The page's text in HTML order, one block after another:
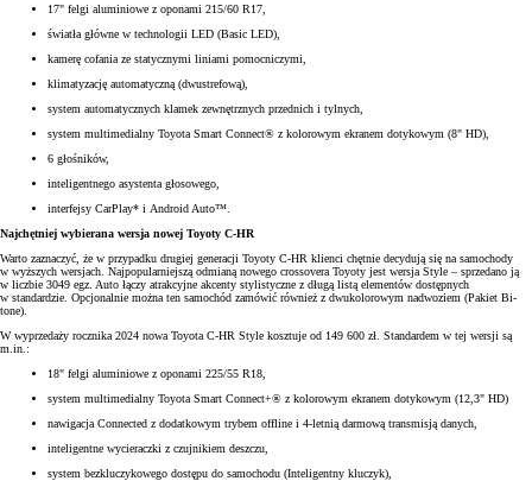
17" felgi aluminiowe z oponami 215/60 R17,
światła główne w technologii LED (Basic LED),
kamerę cofania ze statycznymi liniami pomocniczymi,
klimatyzację automatyczną (dwustrefową),
system automatycznych klamek zewnętrznych przednich i tylnych,
system multimedialny Toyota Smart Connect® z kolorowym ekranem dotykowym (8" HD),
6 głośników,
inteligentnego asystenta głosowego,
interfejsy CarPlay* i Android Auto™.
Najchętniej wybierana wersja nowej Toyoty C-HR
Warto zaznaczyć, że w przypadku drugiej generacji Toyoty C-HR klienci chętnie decydują się na samochody
w wyższych wersjach. Najpopularniejszą odmianą nowego crossovera Toyoty jest wersja Style – sprzedano ją
w liczbie 3049 egz. Auto łączy atrakcyjne akcenty stylistyczne z długą listą elementów dostępnych
w standardzie. Opcjonalnie można ten samochód zamówić również z dwukolorowym nadwoziem (Pakiet Bi-
tone).
W wyprzedaży rocznika 2024 nowa Toyota C-HR Style kosztuje od 149 600 zł. Standardem w tej wersji są
m.in.:
18" felgi aluminiowe z oponami 225/55 R18,
system multimedialny Toyota Smart Connect+® z kolorowym ekranem dotykowym (12,3" HD)
nawigacja Connected z dodatkowym trybem offline i 4-letnią darmową transmisją danych,
inteligentne wycieraczki z czujnikiem deszczu,
system bezkluczykowego dostępu do samochodu (Inteligentny kluczyk),